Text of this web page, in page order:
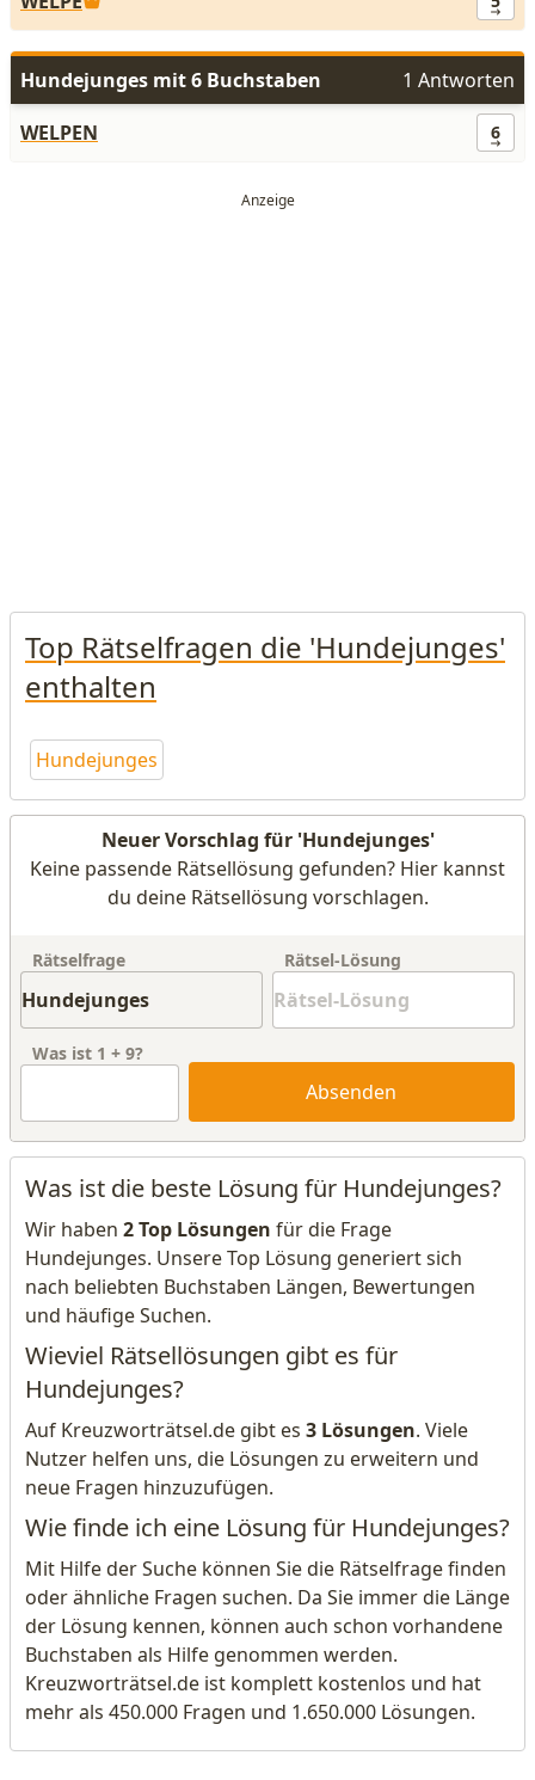
Hundejunges mit 6 Buchstaben
1 Antworten
WELPEN
6
Top Rätselfragen die 'Hundejunges'
enthalten
Hundejunges
Neuer Vorschlag für 'Hundejunges'
Keine passende Rätsellösung gefunden? Hier kannst
du deine Rätsellösung vorschlagen.
Rätselfrage Rätsel-Lösung
Was ist 1 + 9?
Absenden
Was ist die beste Lösung für Hundejunges?
Wir haben 2 Top Lösungen für die Frage
Hundejunges. Unsere Top Lösung generiert sich
nach beliebten Buchstaben Längen, Bewertungen
und häufige Suchen.
Wieviel Rätsellösungen gibt es für
Hundejunges?
Auf Kreuzworträtsel.de gibt es 3 Lösungen. Viele
Nutzer helfen uns, die Lösungen zu erweitern und
neue Fragen hinzuzufügen.
Wie finde ich eine Lösung für Hundejunges?
Mit Hilfe der Suche können Sie die Rätselfrage finden
oder ähnliche Fragen suchen. Da Sie immer die Länge
der Lösung kennen, können auch schon vorhandene
Buchstaben als Hilfe genommen werden.
Kreuzworträtsel.de ist komplett kostenlos und hat
mehr als 450.000 Fragen und 1.650.000 Lösungen.